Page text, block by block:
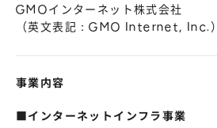
沿革
経営方針
事業内容・戦略
株式・格付情報
株主総会
仕事を知る
GMOインターネット株式会社
（英文表記：GMO Internet, Inc.）
事業内容
■インターネットインフラ事業